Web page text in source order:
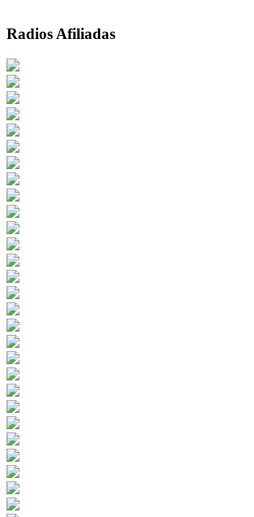
Radios Afiliadas